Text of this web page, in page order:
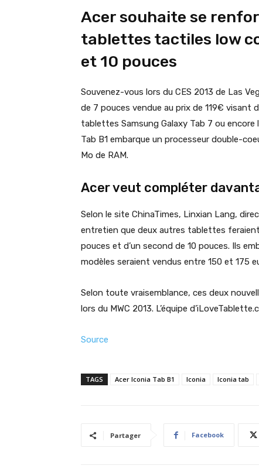
Acer souhaite se
tablettes tactiles low
et 10 pouces
Souvenez-vous lors du CES 2013 de Las
de 7 pouces vendue au prix de 119€ visant
tablettes Samsung Galaxy Tab 7 ou encore
Tab B1 embarque un processeur double-
Mo de RAM.
Acer veut compléter
Selon le site ChinaTimes, Linxian Lang,
entretien que deux autres tablettes
pouces et d’un second de 10 pouces. Ils
modèles seraient vendus entre 150 et 175
Selon toute vraisemblance, ces deux
lors du MWC 2013. L’équipe
Source
TAGS Acer Iconia Tab B1 Iconia Iconia tab
Partager Facebook